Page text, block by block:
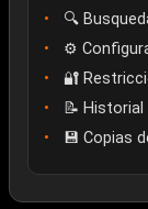
🔍
⚙️
🔐
📝
💾 Copias